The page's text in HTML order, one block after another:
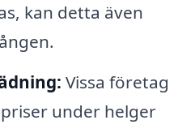
kan detta även
Vissa företag
under helger